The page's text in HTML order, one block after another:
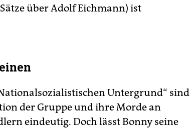
über Adolf Eichmann) ist
Unter­grund“ sind
der Grup­pe und ihre Morde an
eindeutig. Doch lässt Bonny seine